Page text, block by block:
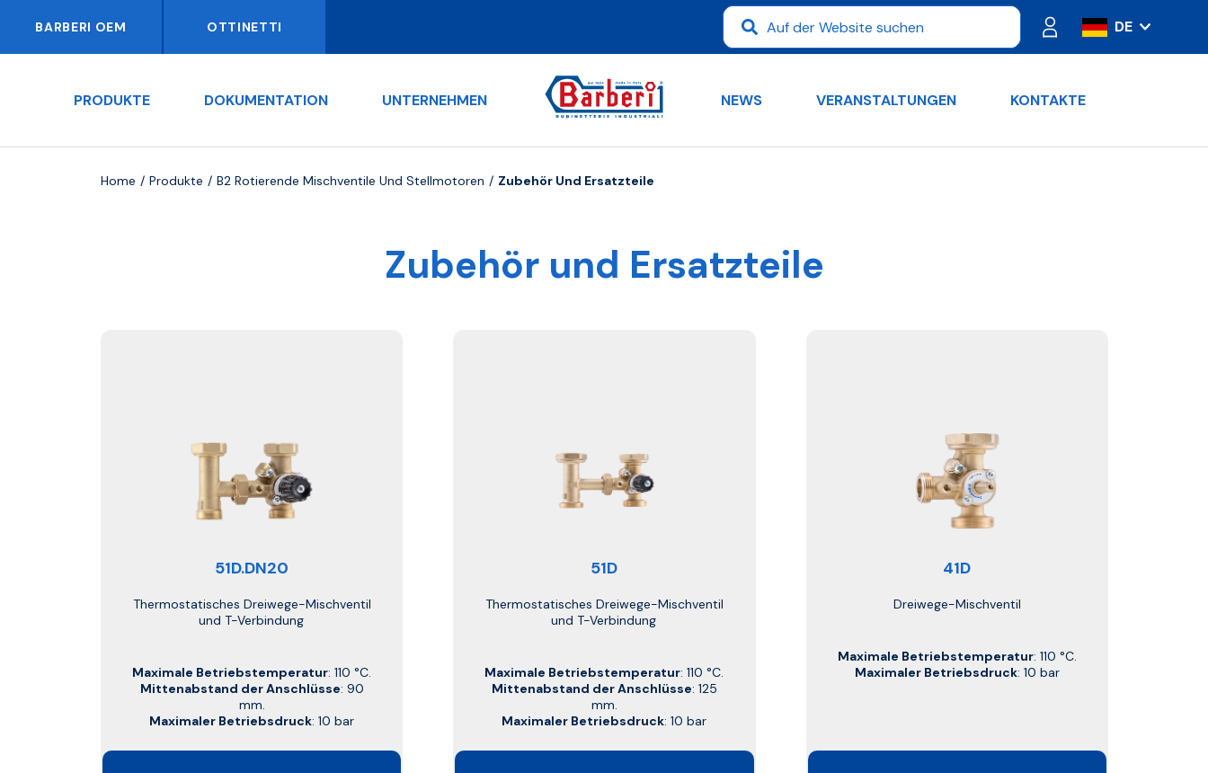
BARBERI OEM OTTINETTI
DE
IT
PT
PRODUKTE DOKUMENTATION UNTERNEHMEN NEWS VERANSTALTUNGEN KONTAKTE
Home Produkte B2 Rotierende Mischventile Und Stellmotoren Zubehör Und Ersatzteile
Zubehör und Ersatzteile
51D.DN20
Thermostatisches Dreiwege-Mischventil
und T-Verbindung
Maximale Betriebstemperatur: 110 °C.
Mittenabstand der Anschlüsse: 90
mm.
Maximaler Betriebsdruck: 10 bar
51D
Thermostatisches Dreiwege-Mischventil
und T-Verbindung
Maximale Betriebstemperatur: 110 °C.
Mittenabstand der Anschlüsse: 125
mm.
Maximaler Betriebsdruck: 10 bar
41D
Dreiwege-Mischventil
Maximale Betriebstemperatur: 110 °C.
Maximaler Betriebsdruck: 10 bar